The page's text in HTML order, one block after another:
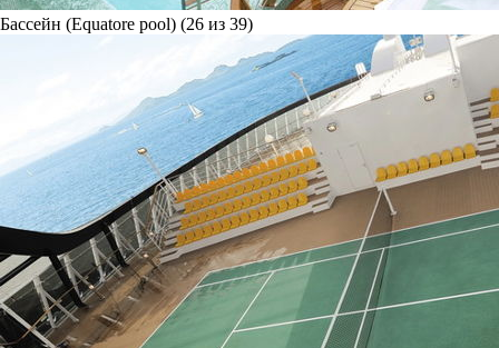
Бассейн (Equatore pool) (26 из 39)